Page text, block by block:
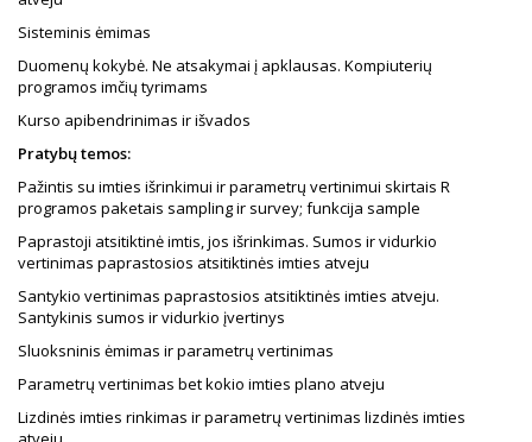
Sisteminis ėmimas
Duomenų kokybė. Ne atsakymai į apklausas. Kompiuterių
programos imčių tyrimams
Kurso apibendrinimas ir išvados
Pratybų temos:
Pažintis su imties išrinkimui ir parametrų vertinimui skirtais R
programos paketais sampling ir survey; funkcija sample
Paprastoji atsitiktinė imtis, jos išrinkimas. Sumos ir vidurkio
vertinimas paprastosios atsitiktinės imties atveju
Santykio vertinimas paprastosios atsitiktinės imties atveju.
Santykinis sumos ir vidurkio įvertinys
Sluoksninis ėmimas ir parametrų vertinimas
Parametrų vertinimas bet kokio imties plano atveju
Lizdinės imties rinkimas ir parametrų vertinimas lizdinės imties